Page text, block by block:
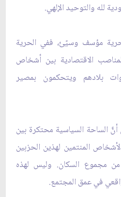
لله والتوحيد الإلهي.
مؤسف وسيّئ، ففي الحرية
الاقتصادية بين أشخاص
بلادهم ويتحكمون بمصير
الساحة السياسية محتكرة بين
المنتمين لهذين الحزبين
بكثير من 1% من مجموع السكان. وليس لهذه
في عمق المجتمع.